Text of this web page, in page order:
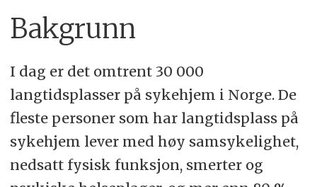
bidra til en mer forsvarlig,
helsetjeneste for beboere med
omfattende og langvarige
omsorgsbehov. En slik
standardisering kan også redusere
geografiske forskjeller mellom
Bakgrunn
I dag er det omtrent 30 000
langtidsplasser på sykehjem i Norge. De
fleste personer som har langtidsplass på
sykehjem lever med høy samsykelighet,
nedsatt fysisk funksjon, smerter og